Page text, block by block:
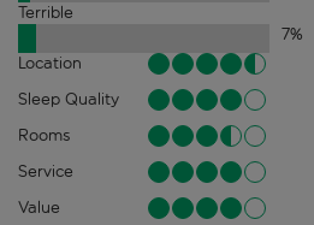
Terrible
7%
Location
Sleep Quality
Rooms
Service
Value